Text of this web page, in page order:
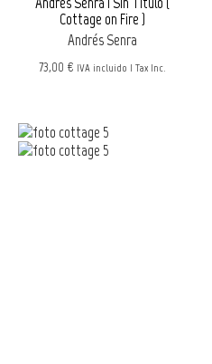
Cottage on Fire )
Andrés Senra
73,00 € IVA incluido | Tax Inc.